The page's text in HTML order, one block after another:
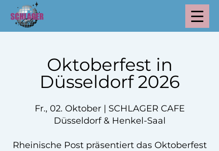
Oktoberfest in
Düsseldorf 2026
Fr., 02. Oktober | SCHLAGER CAFE
Düsseldorf & Henkel-Saal
Rheinische Post präsentiert das Oktoberfest